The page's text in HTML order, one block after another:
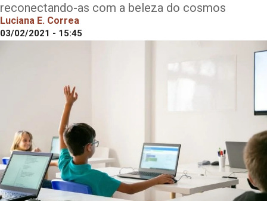
reconectando-as com a beleza do cosmos
Luciana E. Correa
03/02/2021 - 15:45